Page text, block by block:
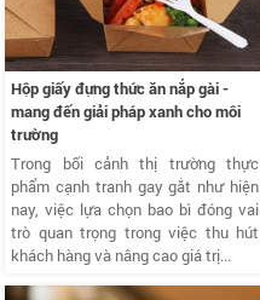
Hộp giấy đựng thức ăn nắp gài -
mang đến giải pháp xanh cho môi
trường
Trong bối cảnh thị trường thực
phẩm cạnh tranh gay gắt như hiện
nay, việc lựa chọn bao bì đóng vai
trò quan trọng trong việc thu hút
khách hàng và nâng cao giá trị...